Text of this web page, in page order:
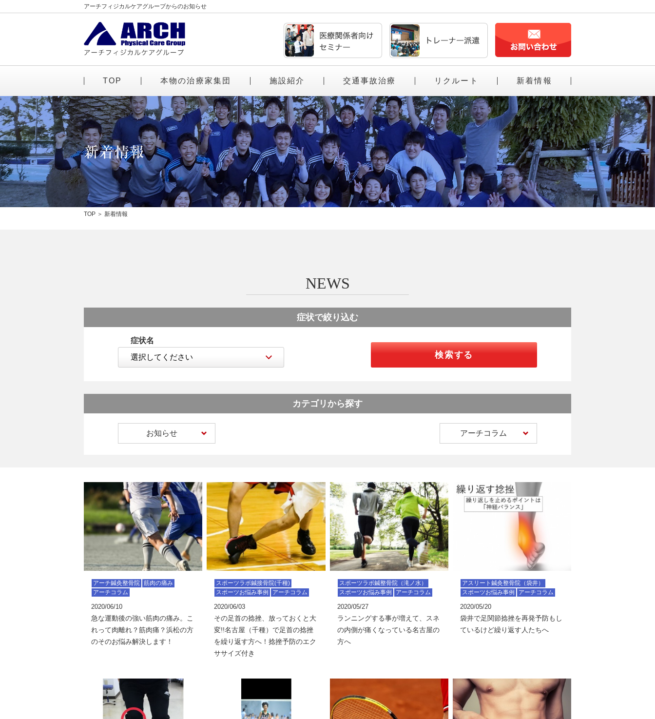
アーチフィジカルケアグループからのお知らせ
TOP 交通事故治療
本物の治療家集団 施設紹介 リクルート 新着情報
TOP 新着情報
NEWS
症状で絞り込む
症状名
検索する
カテゴリから探す
お知らせ アーチコラム
アーチ鍼灸整骨院 筋肉の痛み
アーチコラム
2020/06/10
急な運動後の強い筋肉の痛み。こ
れって肉離れ？筋肉痛？浜松の方
のそのお悩み解決します！
スポーツラボ鍼接骨院(千種)
スポーツお悩み事例
アーチコラム
2020/06/03
その足首の捻挫、放っておくと大
変!!名古屋（千種）で足首の捻挫
を繰り返す方へ！捻挫予防のエク
ササイズ付き
スポーツラボ鍼整骨院（滝ノ水）
スポーツお悩み事例
アーチコラム
2020/05/27
ランニングする事が増えて、スネ
の内側が痛くなっている名古屋の
方へ
アスリート鍼灸整骨院（袋井）
スポーツお悩み事例
アーチコラム
2020/05/20
袋井で足関節捻挫を再発予防もし
ているけど繰り返す人たちへ